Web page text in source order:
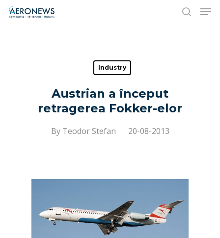
Hit enter to search or ESC to close
Industry
Austrian a început
retragerea Fokker-elor
By Teodor Stefan 20-08-2013